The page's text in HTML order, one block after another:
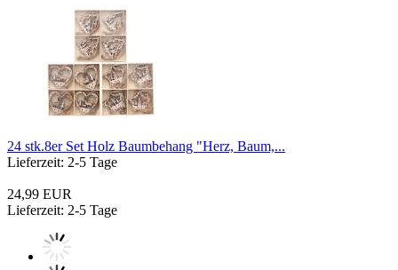
24 stk.8er Set Holz Baumbehang "Herz, Baum,...
Lieferzeit: 2-5 Tage
24,99 EUR
Lieferzeit: 2-5 Tage